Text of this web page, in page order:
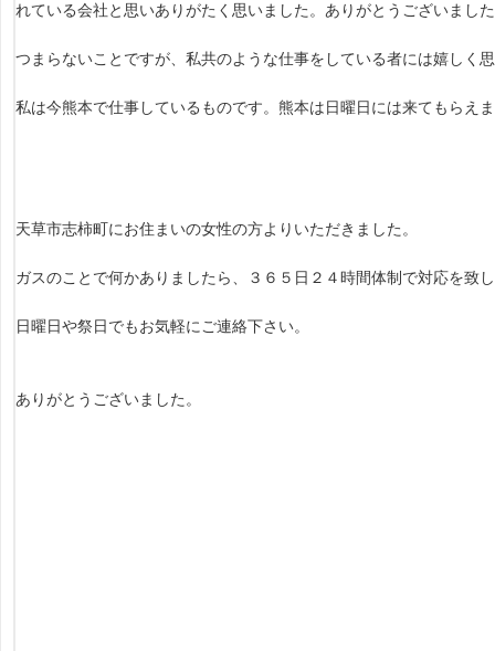
れている会社と思いありがたく思いました。ありがとうございまし
つまらないことですが、私共のような仕事をしている者には嬉しく
私は今熊本で仕事しているものです。熊本は日曜日には来てもらえ
天草市志柿町にお住まいの女性の方よりいただきました。
ガスのことで何かありましたら、３６５日２４時間体制で対応を致
日曜日や祭日でもお気軽にご連絡下さい。
ありがとうございました。